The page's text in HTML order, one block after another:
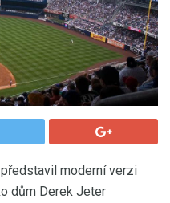
moderní verzi
dům Derek Jeter